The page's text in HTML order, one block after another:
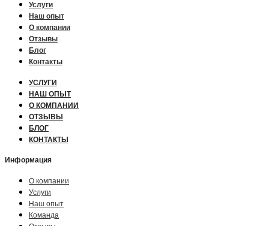
Услуги
Наш опыт
О компании
Отзывы
Блог
Контакты
УСЛУГИ
НАШ ОПЫТ
О КОМПАНИИ
ОТЗЫВЫ
БЛОГ
КОНТАКТЫ
Информация
О компании
Услуги
Наш опыт
Команда